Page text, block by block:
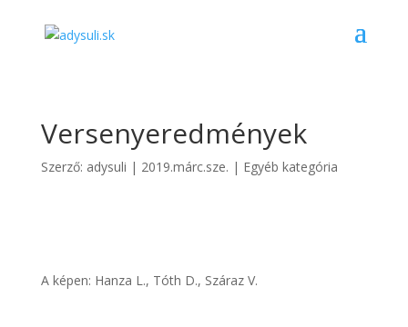
Versenyeredmények
Szerző: adysuli | 2019.márc.sze. | Egyéb kategória
A képen: Hanza L., Tóth D., Száraz V.